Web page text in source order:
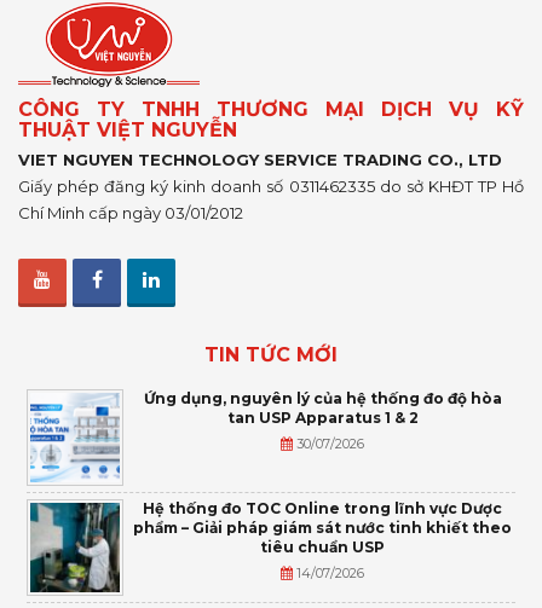
CÔNG TY TNHH THƯƠNG MẠI DỊCH VỤ KỸ
THUẬT VIỆT NGUYỄN
VIET NGUYEN TECHNOLOGY SERVICE TRADING CO., LTD
Giấy phép đăng ký kinh doanh số 0311462335 do sở KHĐT TP Hồ
Chí Minh cấp ngày 03/01/2012
TIN TỨC MỚI
Ứng dụng, nguyên lý của hệ thống đo độ hòa
tan USP Apparatus 1 & 2
30/07/2026
Hệ thống đo TOC Online trong lĩnh vực Dược
phẩm – Giải pháp giám sát nước tinh khiết theo
tiêu chuẩn USP
14/07/2026